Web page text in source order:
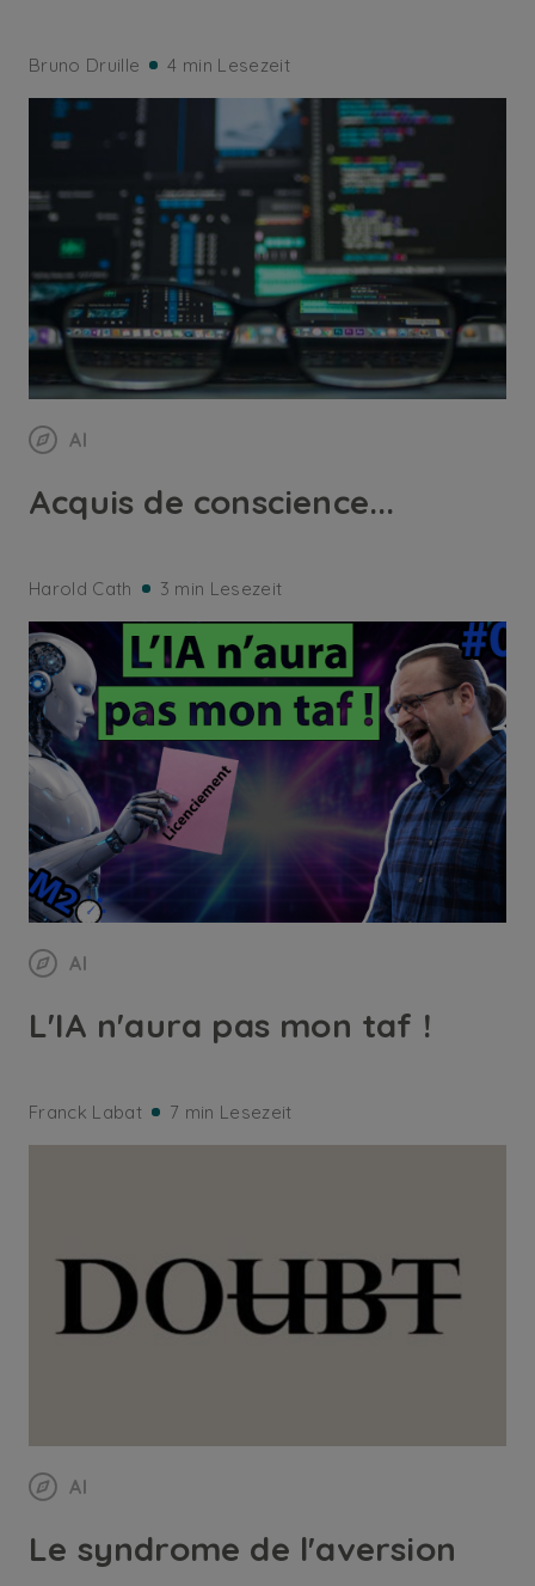
Bruno Druille 4 min Lesezeit
AI
Acquis de conscience...
Harold Cath 3 min Lesezeit
AI
L'IA n'aura pas mon taf !
Franck Labat 7 min Lesezeit
AI
Le syndrome de l'aversion